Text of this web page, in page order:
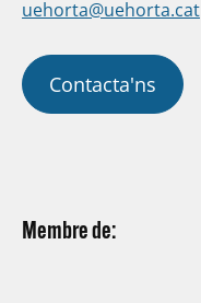
uehorta@uehorta.cat
Contacta'ns
Membre de: